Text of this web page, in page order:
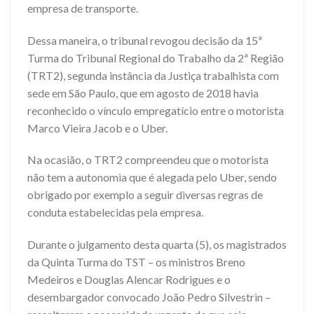
empresa de transporte.
Dessa maneira, o tribunal revogou decisão da 15ª
Turma do Tribunal Regional do Trabalho da 2ª Região
(TRT2), segunda instância da Justiça trabalhista com
sede em São Paulo, que em agosto de 2018 havia
reconhecido o vínculo empregatício entre o motorista
Marco Vieira Jacob e o Uber.
Na ocasião, o TRT2 compreendeu que o motorista
não tem a autonomia que é alegada pelo Uber, sendo
obrigado por exemplo a seguir diversas regras de
conduta estabelecidas pela empresa.
Durante o julgamento desta quarta (5), os magistrados
da Quinta Turma do TST – os ministros Breno
Medeiros e Douglas Alencar Rodrigues e o
desembargador convocado João Pedro Silvestrin –